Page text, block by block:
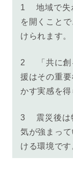
1地域で失
を開くこと
けられます。
2
「共に
援はその重
かす実感を得
3 震災後は
気が強まっ
ける環境です